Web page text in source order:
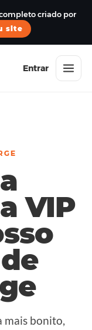
criado por
site
Entrar
VIP
mais bonito,